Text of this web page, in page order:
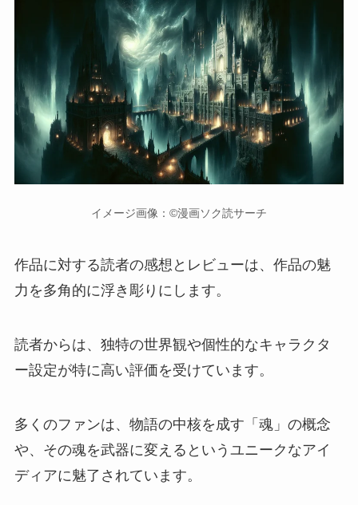
イメージ画像：©漫画ソク読サーチ
作品に対する読者の感想とレビューは、作品の魅
力を多角的に浮き彫りにします。
読者からは、独特の世界観や個性的なキャラクタ
ー設定が特に高い評価を受けています。
多くのファンは、物語の中核を成す「魂」の概念
や、その魂を武器に変えるというユニークなアイ
ディアに魅了されています。